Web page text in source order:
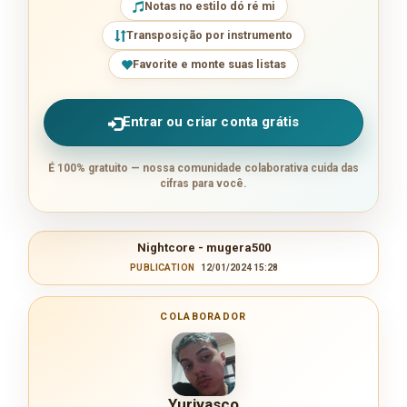
Notas no estilo dó ré mi
Transposição por instrumento
Favorite e monte suas listas
Entrar ou criar conta grátis
É 100% gratuito — nossa comunidade colaborativa cuida das
cifras para você.
Nightcore - mugera500
PUBLICATION 12/01/2024 15:28
COLABORADOR